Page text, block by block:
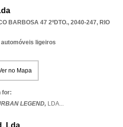
BARBOSA 47 2ºDTO., 2040-247, RIO
ligeiros
no Mapa
for:
LEGEND, LDA...
Lda